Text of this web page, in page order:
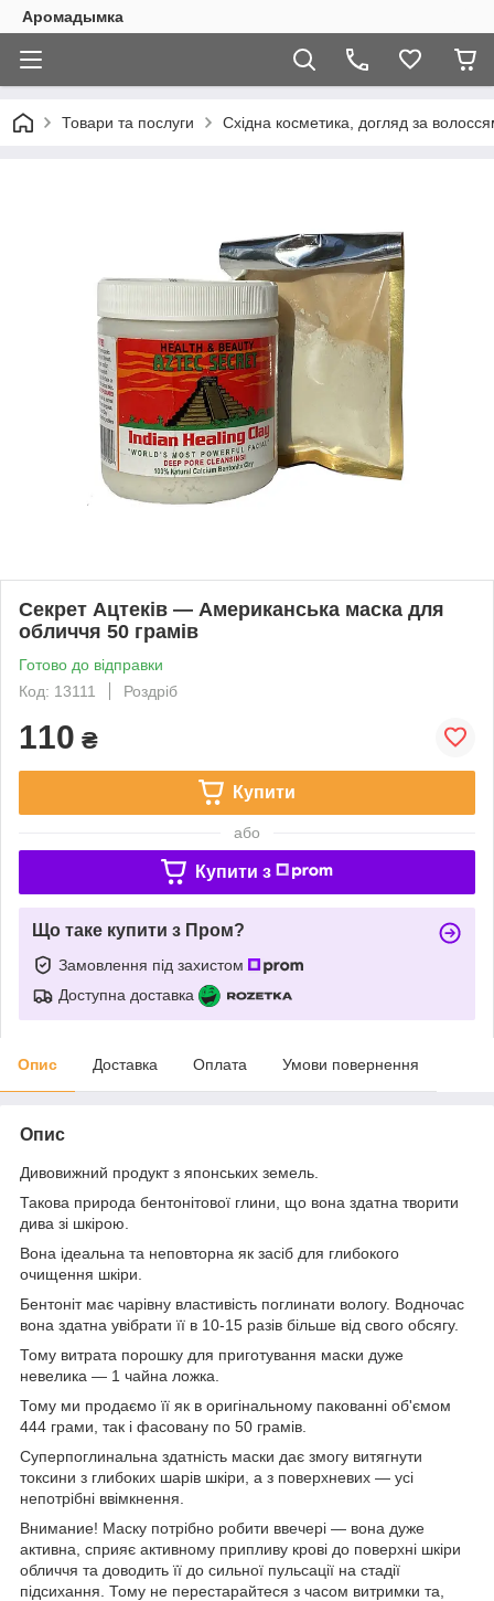
Аромадымка
Товари та послуги Східна косметика, догляд за
Секрет Ацтеків — Американська маска для
обличчя 50 грамів
Готово до відправки
Код: 13111
Роздріб
110 ₴
Купити
або
Купити з
Що таке купити з Пром?
Замовлення під захистом
Доступна доставка
Опис Доставка Оплата Умови повернення
Опис
Дивовижний продукт з японських земель.
Такова природа бентонітової глини, що вона здатна творити
дива зі шкірою.
Вона ідеальна та неповторна як засіб для глибокого
очищення шкіри.
Бентоніт має чарівну властивість поглинати вологу. Водночас
вона здатна увібрати її в 10-15 разів більше від свого обсягу.
Тому витрата порошку для приготування маски дуже
невелика — 1 чайна ложка.
Тому ми продаємо її як в оригінальному пакованні об'ємом
444 грами, так і фасовану по 50 грамів.
Суперпоглинальна здатність маски дає змогу витягнути
токсини з глибоких шарів шкіри, а з поверхневих — усі
непотрібні ввімкнення.
Внимание! Маску потрібно робити ввечері — вона дуже
активна, сприяє активному припливу крові до поверхні шкіри
обличчя та доводить її до сильної пульсації на стадії
підсихання. Тому не перестарайтеся з часом витримки та,